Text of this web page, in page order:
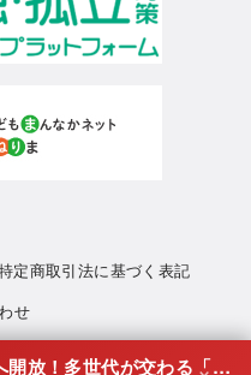
定商取引法に基づく表記
せ
氷川台の3階建てビルを地域へ開放！多世代が交わる「コモンズ氷川台」と、若者の再出発を支えるシェアハウスを継続させたい！